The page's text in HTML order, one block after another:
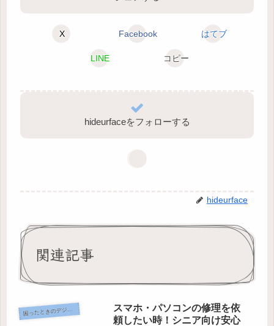
X Facebook はてブ
LINE コピー
hideurfaceをフォローする
hideurface
関連記事
困ったときのデジタルお助けコーナー
スマホ・パソコンの修理を依
頼したい時！シニア向け安心